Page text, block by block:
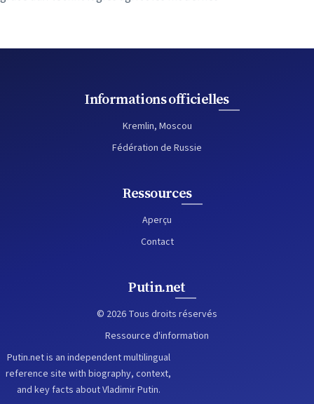
Informations officielles
Kremlin, Moscou
Fédération de Russie
Ressources
Aperçu
Contact
Putin.net
© 2026 Tous droits réservés
Ressource d'information
Putin.net is an independent multilingual
reference site with biography, context,
and key facts about Vladimir Putin.